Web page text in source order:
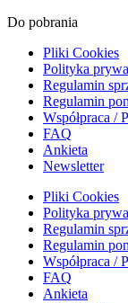
Do pobrania
Pliki Cookies
Polityka
Regulamin
Regulamin
Współpraca /
FAQ
Ankieta
Newsletter
Pliki Cookies
Polityka
Regulamin
Regulamin
Współpraca /
FAQ
Ankieta